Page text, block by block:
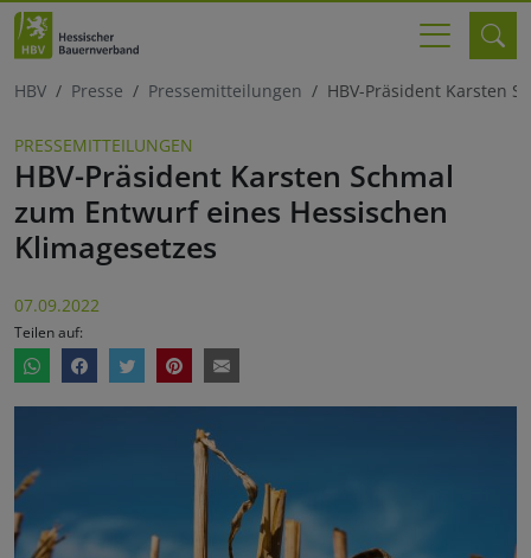
HBV Presse Pressemitteilungen HBV-Präsident Karsten
PRESSEMITTEILUNGEN
HBV-Präsident Karsten Schmal
zum Entwurf eines Hessischen
Klimagesetzes
07.09.2022
Teilen auf: